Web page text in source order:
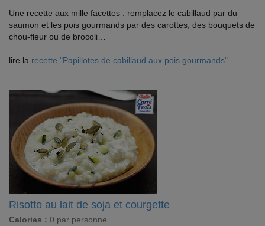
Une recette aux mille facettes : remplacez le cabillaud par du
saumon et les pois gourmands par des carottes, des bouquets de
chou-fleur ou de brocoli…
lire la recette "Papillotes de cabillaud aux pois gourmands"
Risotto au lait de soja et courgette
Calories : 0 par personne